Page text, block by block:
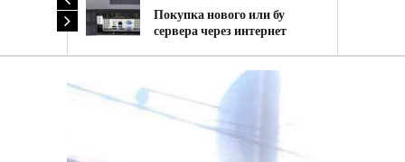
Покупка нового или бу
сервера через интернет